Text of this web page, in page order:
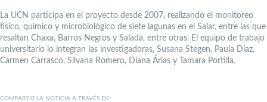
La UCN participa en el proyecto desde 2007, realizando el monitoreo
físico, químico y microbiológico de siete lagunas en el Salar, entre las que
resaltan Chaxa, Barros Negros y Salada, entre otras. El equipo de trabajo
universitario lo integran las investigadoras, Susana Stegen, Paula Díaz,
Carmen Carrasco, Silvana Romero, Diana Árias y Tamara Portilla.
COMPARTIR LA NOTICIA A TRAVÉS DE: